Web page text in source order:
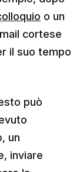
o un
cortese
il suo tempo
può
un
inviare